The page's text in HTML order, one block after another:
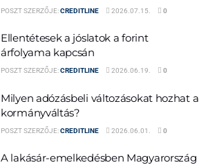
POSZT SZERZŐJE:CREDITLINE 2026.07.15. 0
Ellentétesek a jóslatok a forint
árfolyama kapcsán
POSZT SZERZŐJE:CREDITLINE 2026.06.19. 0
Milyen adózásbeli változásokat hozhat a
kormányváltás?
POSZT SZERZŐJE:CREDITLINE 2026.06.01. 0
A lakásár-emelkedésben Magyarország